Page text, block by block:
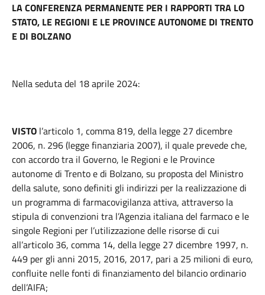
LA CONFERENZA PERMANENTE PER I RAPPORTI TRA LO
STATO, LE REGIONI E LE PROVINCE AUTONOME DI TRENTO
E DI BOLZANO
Nella seduta del 18 aprile 2024:
VISTO l’articolo 1, comma 819, della legge 27 dicembre
2006, n. 296 (legge finanziaria 2007), il quale prevede che,
con accordo tra il Governo, le Regioni e le Province
autonome di Trento e di Bolzano, su proposta del Ministro
della salute, sono definiti gli indirizzi per la realizzazione di
un programma di farmacovigilanza attiva, attraverso la
stipula di convenzioni tra l’Agenzia italiana del farmaco e le
singole Regioni per l’utilizzazione delle risorse di cui
all’articolo 36, comma 14, della legge 27 dicembre 1997, n.
449 per gli anni 2015, 2016, 2017, pari a 25 milioni di euro,
confluite nelle fonti di finanziamento del bilancio ordinario
dell’AIFA;